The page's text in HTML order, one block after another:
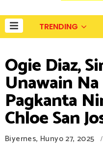
TRENDING
Ogie Diaz,
Unawain
Pagkanta
Chloe San
Biyernes, Hunyo 27, 2025 /